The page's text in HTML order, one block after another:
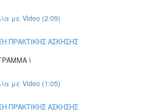
με Video (2:09)
ΠΡΑΚΤΙΚΗΣ ΑΣΚΗΣΗΣ
ί
με Video (1:05)
ΠΡΑΚΤΙΚΗΣ ΑΣΚΗΣΗΣ